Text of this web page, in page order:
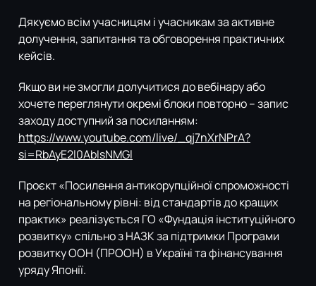
Дякуємо всім учасницям і учасникам за активне
долучення, запитання та обговорення практичних
кейсів.
Якщо ви не змогли долучитися до вебінару або
хочете переглянути окремі блоки повторно – запис
заходу доступний за посиланням:
https://www.youtube.com/live/_qj7nXrNPrA?
si=RbAyE2l0AbIsNMGl
Проєкт «Посилення антикорупційної спроможності
на регіональному рівні: від стандартів до кращих
практик» реалізується ГО «Фундація інституційного
розвитку» спільно з НАЗК за підтримки Програми
розвитку ООН (ПРООН) в Україні та фінансування
уряду Японії.